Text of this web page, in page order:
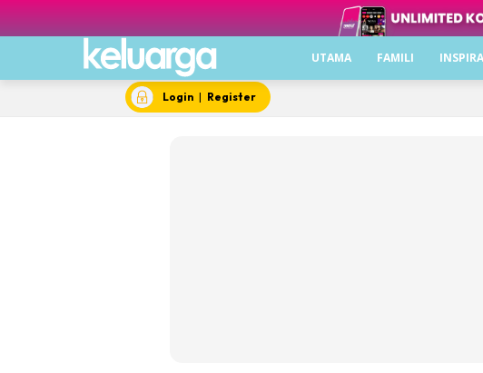
UTAMA FAMILI
Login | Register